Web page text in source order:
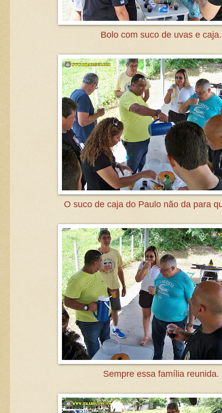
Bolo com suco de uvas e caja.
O suco de caja do Paulo não da para
Sempre essa família reunida.